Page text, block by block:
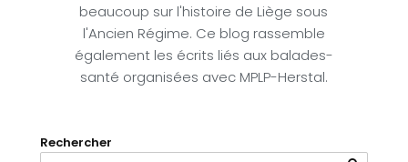
beaucoup sur l'histoire de Liège sous
l'Ancien Régime. Ce blog rassemble
également les écrits liés aux balades-
santé organisées avec MPLP-Herstal.
Rechercher